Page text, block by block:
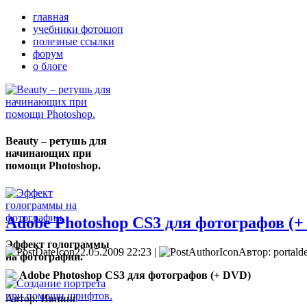
главная
учебники фотошоп
полезные ссылки
форум
о блоге
Beauty – ретушь для
начинающих при
помощи Photoshop.
Эффект голограммы
на фотографии.
Adobe Photoshop CS3 для фотографов
22.05.2009 22:23 |
Автор:
Adobe Photoshop CS3 для фотографов (+ DVD)
Автор: Ивнинг